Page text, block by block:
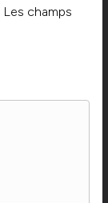
Les champs